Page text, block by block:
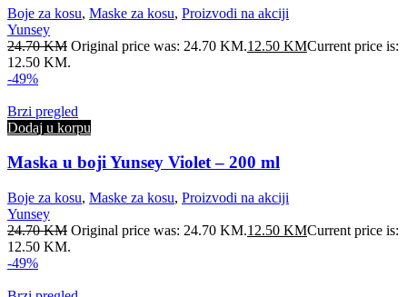
Boje za kosu, Maske za kosu, Proizvodi na akciji
Yunsey
24.70KM Original price was: 24.70 KM.12.50 KMCurrent price is:
12.50 KM.
-49%
Brzi pregled
Dodaj u korpu
Maska u boji Yunsey Violet – 200 ml
Boje za kosu, Maske za kosu, Proizvodi na akciji
Yunsey
24.70KM Original price was: 24.70 KM.12.50 KMCurrent price is:
12.50 KM.
-49%